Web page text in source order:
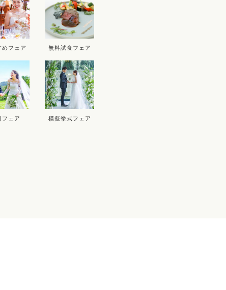
THU FRI SAT
3 5
10 11 12
17 18 19
24 25
めフェア 無料試食フェア
フェア 模擬挙式フェア